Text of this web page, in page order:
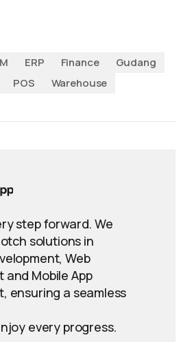
ERP Finance
Gudang
POS Warehouse
step forward. We
solutions in
Web
and Mobile App
ensuring a seamless
every progress.